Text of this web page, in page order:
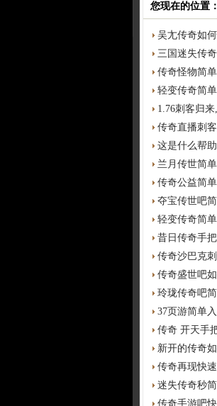
您现在的位置：
吴尢传奇如
三国迷失传
传奇怪物简
轻变传奇简
1.76刺客归
传奇直播刺
这是什么帮
兰月传世简
传奇公益简
夺宝传世吧
轻变传奇简
昔日传奇手
传奇沙巴克
传奇盛世吧
玲珑传奇吧
37页游简单
传奇 开天手
新开的传奇
传奇再现快
迷失传奇秒
传奇手游吧